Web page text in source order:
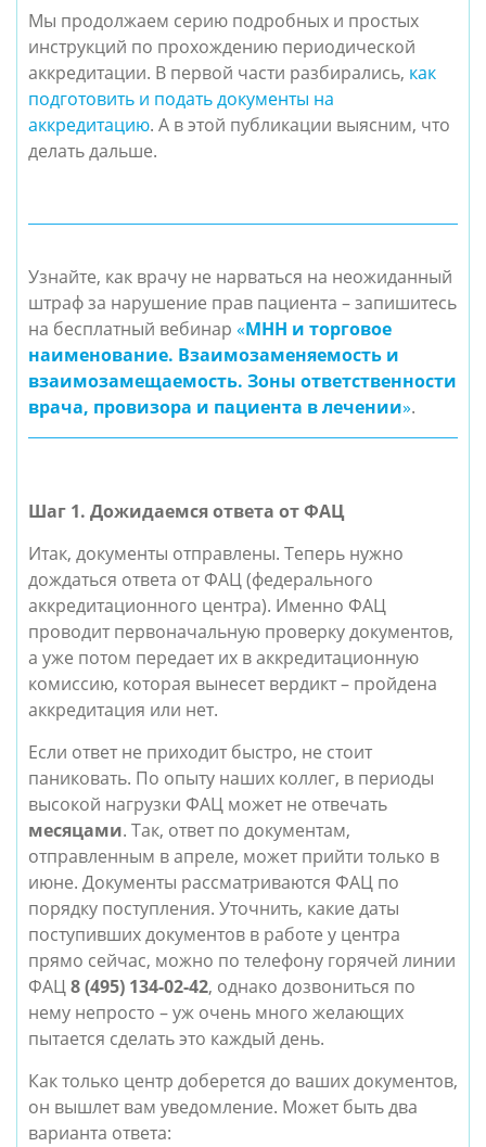
Мы продолжаем серию подробных и простых
инструкций по прохождению периодической
аккредитации. В первой части разбирались, как
подготовить и подать документы на
аккредитацию. А в этой публикации выясним, что
делать дальше.
Узнайте, как врачу не нарваться на неожиданный
штраф за нарушение прав пациента – запишитесь
на бесплатный вебинар «МНН и торговое
наименование. Взаимозаменяемость и
взаимозамещаемость. Зоны ответственности
врача, провизора и пациента в лечении».
Шаг 1. Дожидаемся ответа от ФАЦ
Итак, документы отправлены. Теперь нужно
дождаться ответа от ФАЦ (федерального
аккредитационного центра). Именно ФАЦ
проводит первоначальную проверку документов,
а уже потом передает их в аккредитационную
комиссию, которая вынесет вердикт – пройдена
аккредитация или нет.
Если ответ не приходит быстро, не стоит
паниковать. По опыту наших коллег, в периоды
высокой нагрузки ФАЦ может не отвечать
месяцами. Так, ответ по документам,
отправленным в апреле, может прийти только в
июне. Документы рассматриваются ФАЦ по
порядку поступления. Уточнить, какие даты
поступивших документов в работе у центра
прямо сейчас, можно по телефону горячей линии
ФАЦ8 (495) 134-02-42, однако дозвониться по
нему непросто – уж очень много желающих
пытается сделать это каждый день.
Как только центр доберется до ваших документов,
он вышлет вам уведомление. Может быть два
варианта ответа: